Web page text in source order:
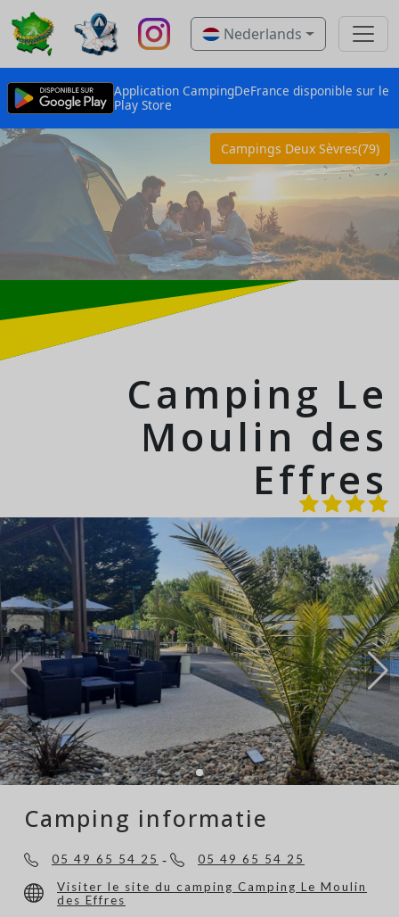
Nederlands
Application CampingDeFrance disponible sur le
Play Store
Campings Deux Sèvres(79)
Camping Le
Moulin des
Effres
Camping informatie
05 49 65 54 25 -
05 49 65 54 25
Visiter le site du camping Camping Le Moulin
des Effres